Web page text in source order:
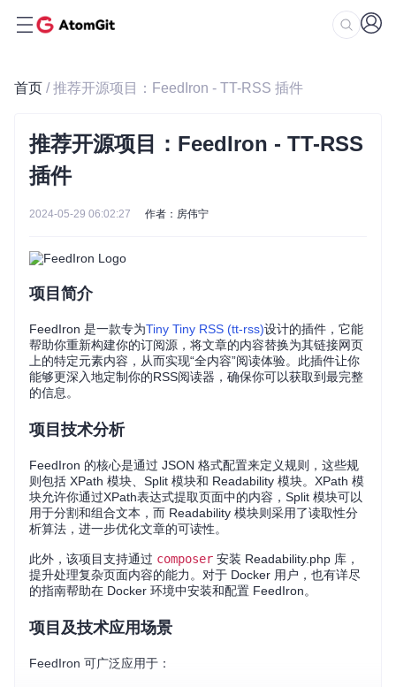
首页 / 推荐开源项目：FeedIron - TT-RSS 插件
推荐开源项目：FeedIron - TT-RSS
插件
2024-05-29 06:02:27 作者：房伟宁
项目简介
FeedIron 是一款专为Tiny Tiny RSS (tt-rss)设计的插件，它能
帮助你重新构建你的订阅源，将文章的内容替换为其链接网页
上的特定元素内容，从而实现“全内容”阅读体验。此插件让你
能够更深入地定制你的RSS阅读器，确保你可以获取到最完整
的信息。
项目技术分析
FeedIron 的核心是通过 JSON 格式配置来定义规则，这些规
则包括 XPath 模块、Split 模块和 Readability 模块。XPath 模
块允许你通过XPath表达式提取页面中的内容，Split 模块可以
用于分割和组合文本，而 Readability 模块则采用了读取性分
析算法，进一步优化文章的可读性。
此外，该项目支持通过 composer 安装 Readability.php 库，
提升处理复杂页面内容的能力。对于 Docker 用户，也有详尽
的指南帮助在 Docker 环境中安装和配置 FeedIron。
项目及技术应用场景
FeedIron 可广泛应用于：